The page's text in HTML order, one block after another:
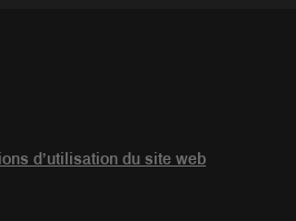
d’utilisation du site web